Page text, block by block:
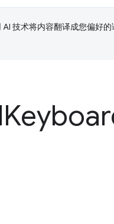
技术将内容翻译成您偏好